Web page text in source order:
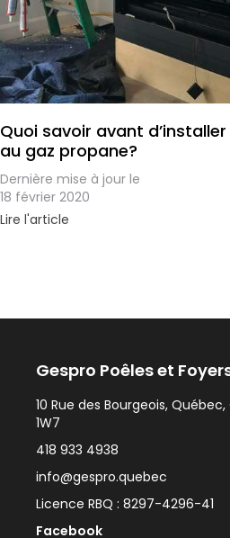
Quoi savoir avant
au gaz propane?
Dernière mise à jour le
18 février 2020
Lire l'article
Gespro Poêles et
10 Rue des Bourgeois,
1W7
418 933 4938
info@gespro.quebec
Licence RBQ : 8297-4296-41
Facebook